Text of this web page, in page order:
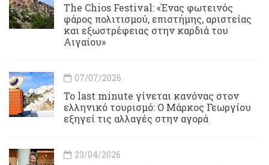
Τhe Chios Festival: «Ένας φωτεινός
φάρος πολιτισμού, επιστήμης, αριστείας
και εξωστρέφειας στην καρδιά του
Αιγαίου»
07/07/2026
Το last minute γίνεται κανόνας στον
ελληνικό τουρισμό: Ο Μάρκος Γεωργίου
εξηγεί τις αλλαγές στην αγορά
23/04/2026